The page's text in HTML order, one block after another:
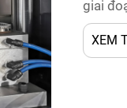
giai
định
XEM